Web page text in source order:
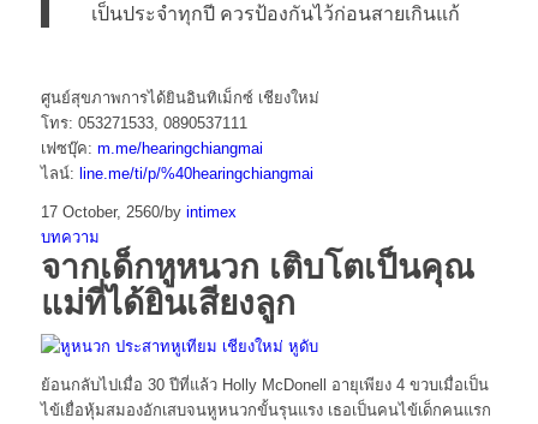
เป็นประจำทุกปี ควรป้องกันไว้ก่อนสายเกินแก้
ศูนย์สุขภาพการได้ยินอินทิเม็กซ์ เชียงใหม่
โทร: 053271533, 0890537111
เฟซบุ๊ค: m.me/hearingchiangmai
ไลน์: line.me/ti/p/%40hearingchiangmai
17 October, 2560/by intimex
บทความ
จากเด็กหูหนวก เติบโตเป็นคุณ
แม่ที่ได้ยินเสียงลูก
ย้อนกลับไปเมื่อ 30 ปีที่แล้ว Holly McDonell อายุเพียง 4 ขวบเมื่อเป็น
ไข้เยื่อหุ้มสมองอักเสบจนหูหนวกขั้นรุนแรง เธอเป็นคนไข้เด็กคนแรก